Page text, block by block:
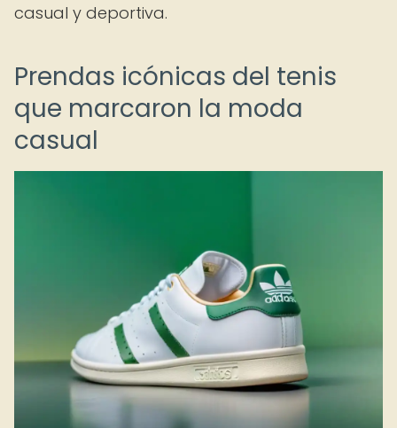
casual y deportiva.
Prendas icónicas del tenis
que marcaron la moda
casual